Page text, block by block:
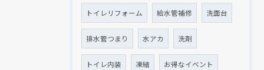
トイレリフォーム 給水管補修 洗面台
排水管つまり 水アカ 洗剤
トイレ内装 凍結 お得なイベント